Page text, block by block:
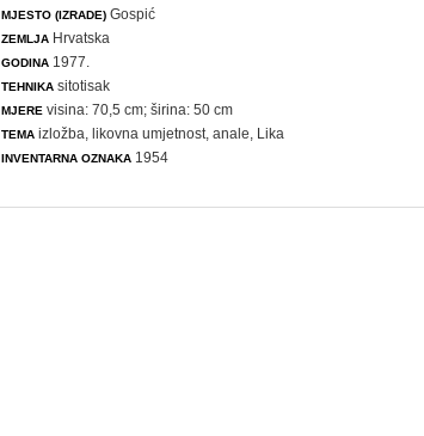
MJESTO (IZRADE) Gospić
ZEMLJA Hrvatska
GODINA 1977.
TEHNIKA sitotisak
MJERE visina: 70,5 cm; širina: 50 cm
TEMA izložba ,likovna umjetnost ,anale , Lika
INVENTARNA OZNAKA 1954